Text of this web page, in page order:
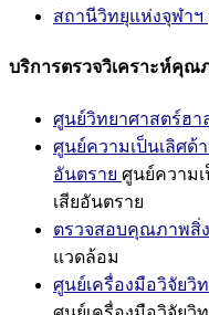
สถานีวิทยุแห่งจุฬาฯ
บริการตรวจวิเคราะห์คุณ
ศูนย์วิทยาศาสตร์ฮา
ศูนย์ความเป็นเลิศด้
อันตราย ศูนย์ความ
เสียอันตราย
ตรวจสอบคุณภาพสิ่
แวดล้อม
ศูนย์เครื่องมือวิจัยวิ